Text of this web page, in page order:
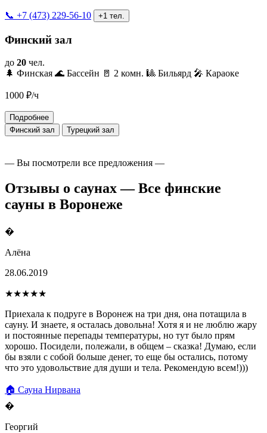
📞 +7 (473) 229-56-10 +1 тел.
Финский зал
до 20 чел.
🌲 Финская 🌊 Бассейн 🚪 2 комн. 🎱 Бильярд 🎤 Караоке
1000 ₽/ч
Подробнее
Финский зал
Турецкий зал
— Вы посмотрели все предложения —
Отзывы о саунах — Все финские
сауны в Воронеже
�
Алёна
28.06.2019
★★★★★
Приехала к подруге в Воронеж на три дня, она потащила в
сауну. И знаете, я осталась довольна! Хотя я и не люблю жару
и постоянные перепады температуры, но тут было прям
хорошо. Посидели, полежали, в общем – сказка! Думаю, если
бы взяли с собой больше денег, то еще бы остались, потому
что это удовольствие для души и тела. Рекомендую всем!)))
🏠 Сауна Нирвана
�
Георгий